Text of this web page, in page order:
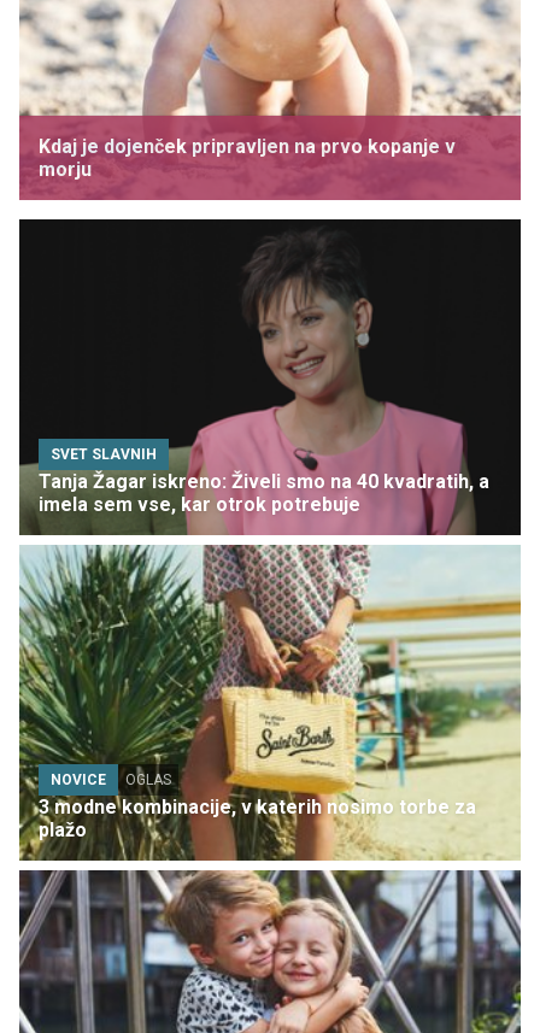
Kdaj je dojenček pripravljen na prvo kopanje v
morju
SVET SLAVNIH
Tanja Žagar iskreno: Živeli smo na 40 kvadratih, a
imela sem vse, kar otrok potrebuje
NOVICE OGLAS
3 modne kombinacije, v katerih nosimo torbe za
plažo